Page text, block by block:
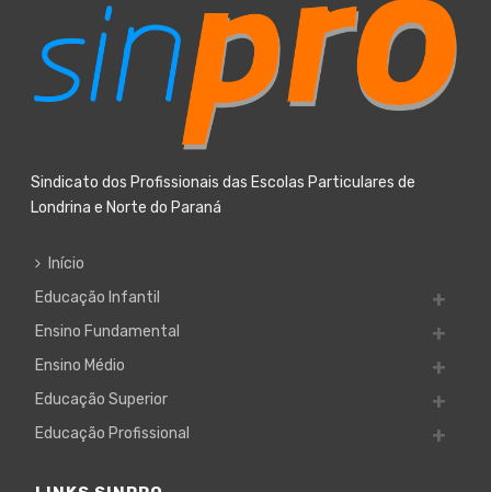
Sindicato dos Profissionais das Escolas Particulares de
Londrina e Norte do Paraná
Início
Educação Infantil
Ensino Fundamental
Ensino Médio
Educação Superior
Educação Profissional